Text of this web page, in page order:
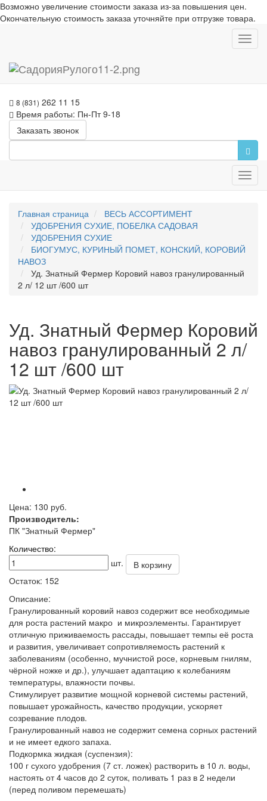
Возможно увеличение стоимости заказа из-за повышения цен.
Окончательную стоимость заказа уточняйте при отгрузке товара.
8 (831) 262 11 15
Время работы: Пн-Пт 9-18
Заказать звонок
Главная страница
ВЕСЬ АССОРТИМЕНТ
УДОБРЕНИЯ СУХИЕ, ПОБЕЛКА САДОВАЯ
УДОБРЕНИЯ СУХИЕ
БИОГУМУС, КУРИНЫЙ ПОМЕТ, КОНСКИЙ, КОРОВИЙ
НАВОЗ
Уд. Знатный Фермер Коровий навоз гранулированный
2 л/ 12 шт /600 шт
Уд. Знатный Фермер Коровий
навоз гранулированный 2 л/
12 шт /600 шт
Цена: 130 руб.
Производитель:
ПК "Знатный Фермер"
Количество:
шт.
В корзину
Остаток: 152
Описание:
Гранулированный коровий навоз содержит все необходимые
для роста растений макро и микроэлементы. Гарантирует
отличную приживаемость рассады, повышает темпы её роста
и развития, увеличивает сопротивляемость растений к
заболеваниям (особенно, мучнистой росе, корневым гнилям,
чёрной ножке и др.), улучшает адаптацию к колебаниям
температуры, влажности почвы.
Стимулирует развитие мощной корневой системы растений,
повышает урожайность, качество продукции, ускоряет
созревание плодов.
Гранулированный навоз не содержит семена сорных растений
и не имеет едкого запаха.
Подкормка жидкая (суспензия):
100 г сухого удобрения (7 ст. ложек) растворить в 10 л. воды,
настоять от 4 часов до 2 суток, поливать 1 раз в 2 недели
(перед поливом перемешать)